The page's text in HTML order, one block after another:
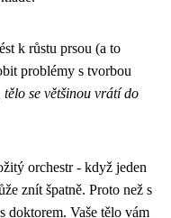
k růstu prsou (a to
problémy s tvorbou
se většinou vrátí do
orchestr - když jeden
znít špatně. Proto než s
doktorem. Vaše tělo vám